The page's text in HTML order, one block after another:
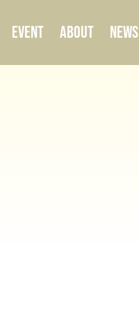
EVENT ABOUT NEWS